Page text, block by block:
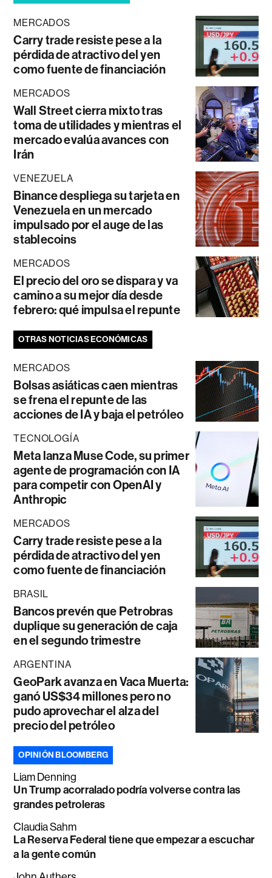
MERCADOS
Carry trade resiste pese a la
pérdida de atractivo del yen
como fuente de financiación
MERCADOS
Wall Street cierra mixto tras
toma de utilidades y mientras el
mercado evalúa avances con
Irán
VENEZUELA
Binance despliega su tarjeta en
Venezuela en un mercado
impulsado por el auge de las
stablecoins
MERCADOS
El precio del oro se dispara y va
camino a su mejor día desde
febrero: qué impulsa el repunte
OTRAS NOTICIAS ECONÓMICAS
MERCADOS
Bolsas asiáticas caen mientras
se frena el repunte de las
acciones de IA y baja el petróleo
TECNOLOGÍA
Meta lanza Muse Code, su primer
agente de programación con IA
para competir con OpenAI y
Anthropic
MERCADOS
Carry trade resiste pese a la
pérdida de atractivo del yen
como fuente de financiación
BRASIL
Bancos prevén que Petrobras
duplique su generación de caja
en el segundo trimestre
ARGENTINA
GeoPark avanza en Vaca Muerta:
ganó US$34 millones pero no
pudo aprovechar el alza del
precio del petróleo
OPINIÓN BLOOMBERG
Liam Denning
Un Trump acorralado podría volverse contra las
grandes petroleras
Claudia Sahm
La Reserva Federal tiene que empezar a escuchar
a la gente común